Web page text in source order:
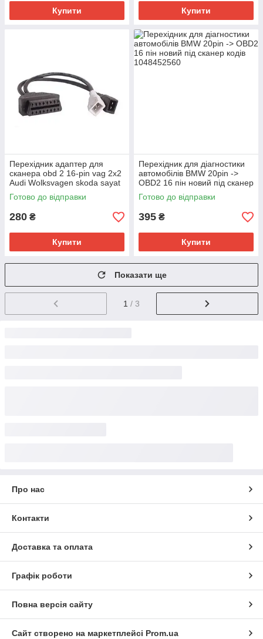
Купити Купити
Перехідник адаптер для
сканера obd 2 16-pin vag 2x2
Audi Wolksvagen skoda sayat
Готово до відправки
280 ₴
Купити
Перехідник для діагностики
автомобілів BMW 20pin ->
OBD2 16 пін новий під сканер
кодів
Готово до відправки
395 ₴
Купити
Показати ще
1 / 3
Про нас
Контакти
Доставка та оплата
Графік роботи
Повна версія сайту
Сайт створено на маркетплейсі Prom.ua